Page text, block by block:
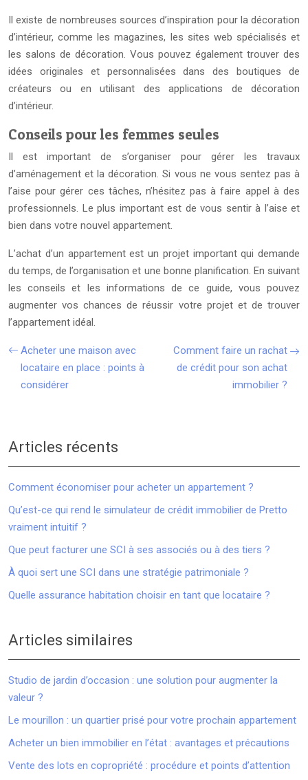
Il existe de nombreuses sources d’inspiration pour la décoration
d’intérieur, comme les magazines, les sites web spécialisés et
les salons de décoration. Vous pouvez également trouver des
idées originales et personnalisées dans des boutiques de
créateurs ou en utilisant des applications de décoration
d’intérieur.
Conseils pour les femmes seules
Il est important de s’organiser pour gérer les travaux
d’aménagement et la décoration. Si vous ne vous sentez pas à
l’aise pour gérer ces tâches, n’hésitez pas à faire appel à des
professionnels. Le plus important est de vous sentir à l’aise et
bien dans votre nouvel appartement.
L’achat d’un appartement est un projet important qui demande
du temps, de l’organisation et une bonne planification. En suivant
les conseils et les informations de ce guide, vous pouvez
augmenter vos chances de réussir votre projet et de trouver
l’appartement idéal.
Acheter une maison avec
locataire en place : points à
considérer
Comment faire un rachat
de crédit pour son achat
immobilier ?
Articles récents
Comment économiser pour acheter un appartement ?
Qu’est-ce qui rend le simulateur de crédit immobilier de Pretto
vraiment intuitif ?
Que peut facturer une SCI à ses associés ou à des tiers ?
À quoi sert une SCI dans une stratégie patrimoniale ?
Quelle assurance habitation choisir en tant que locataire ?
Articles similaires
Studio de jardin d’occasion : une solution pour augmenter la
valeur ?
Le mourillon : un quartier prisé pour votre prochain appartement
Acheter un bien immobilier en l’état : avantages et précautions
Vente des lots en copropriété : procédure et points d’attention